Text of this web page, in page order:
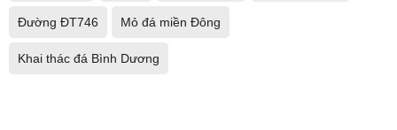
Đường ĐT746 Mỏ đá miền Đông
Khai thác đá Bình Dương